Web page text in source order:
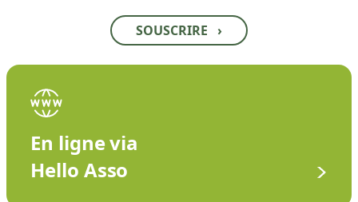
SOUSCRIRE ›
En ligne via
Hello Asso